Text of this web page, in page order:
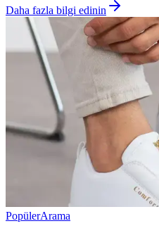
Daha fazla bilgi edinin
PopülerArama